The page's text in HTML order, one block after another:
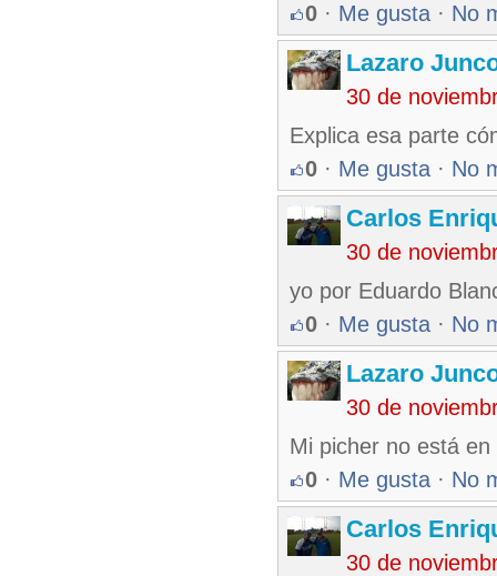
0 · Me gusta · No
Lazaro
30 de
Explica esa parte
0 · Me gusta · No
Carlos
30 de
yo por Eduardo
0 · Me gusta · No
Lazaro
30 de
Mi picher no está
0 · Me gusta · No
Carlos
30 de